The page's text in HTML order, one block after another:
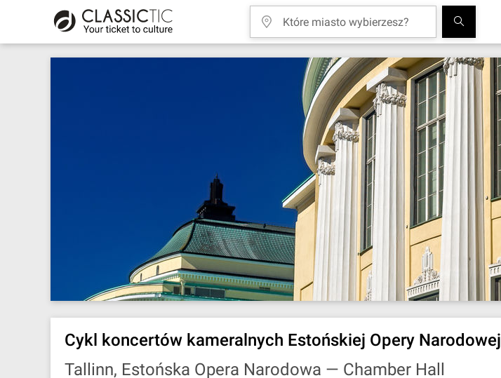
Cykl koncertów kameralnych Estońskiej Opery Narodowej
Tallinn, Estońska Opera Narodowa — Chamber Hall